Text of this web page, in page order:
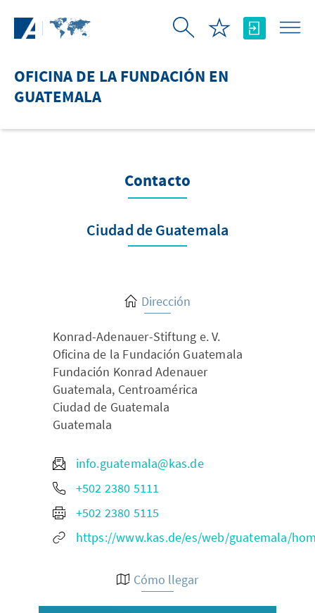
OFICINA DE LA FUNDACIÓN EN
GUATEMALA
Contacto
Ciudad de Guatemala
Dirección
Konrad-Adenauer-Stiftung e. V.
Oficina de la Fundación Guatemala
Fundación Konrad Adenauer
Guatemala, Centroamérica
Ciudad de Guatemala
Guatemala
info.guatemala@kas.de
+502 2380 5111
+502 2380 5115
https://www.kas.de/es/web/guatemala/
Cómo llegar